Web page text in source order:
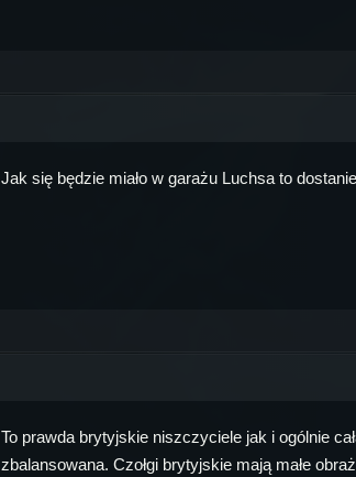
Jak się będzie miało w garażu Luchsa to
To prawda brytyjskie niszczyciele jak i ogólnie
zbalansowana. Czołgi brytyjskie mają małe